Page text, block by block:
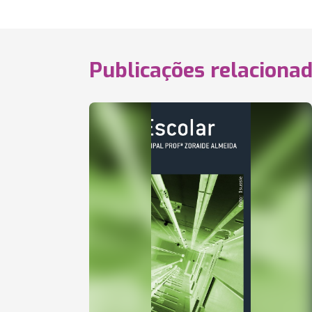
Publicações